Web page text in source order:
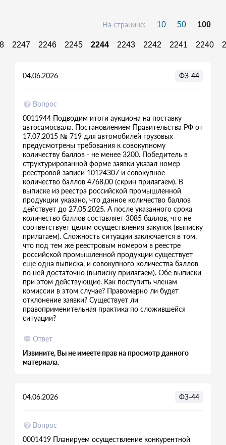
2247 2246 2245 2244 2243 2242 2241 2240
На странице: 10 50 100
Вопрос
0011944 Подводим итоги аукциона на поставку
автосамосвала. Постановлением Правительства РФ от
17.07.2015 № 719 для автомобилей грузовых
предусмотрены требования к совокупному
количеству баллов - не менее 3200. Победитель в
структурированной форме заявки указал номер
реестровой записи 10124307 и совокупное
количество баллов 4768,00 (скрин прилагаем). В
выписке из реестра российской промышленной
продукции указано, что данное количество баллов
действует до 27.05.2025. А после указанного срока
количество баллов составляет 3085 баллов, что не
соответствует целям осуществления закупок (выписку
прилагаем). Сложность ситуации заключается в том,
что под тем же реестровым номером в реестре
российской промышленной продукции существует
еще одна выписка, и совокупного количества баллов
по ней достаточно (выписку прилагаем). Обе выписки
при этом действующие. Как поступить членам
комиссии в этом случае? Правомерно ли будет
отклонение заявки? Существует ли
правоприменительная практика по сложившейся
ситуации?
Ответ
Извините, Вы не имеете прав на просмотр данного
материала.
04.06.2026 ФЗ-44
Вопрос
0001419 Планируем осуществление конкурентной
04.06.2026 ФЗ-44